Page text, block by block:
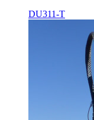
DU311-T